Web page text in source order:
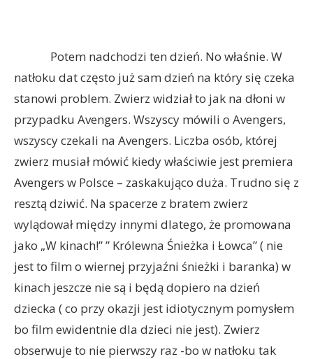
Potem nadchodzi ten dzień. No właśnie. W
natłoku dat często już sam dzień na który się czeka
stanowi problem. Zwierz widział to jak na dłoni w
przypadku Avengers. Wszyscy mówili o Avengers,
wszyscy czekali na Avengers. Liczba osób, której
zwierz musiał mówić kiedy właściwie jest premiera
Avengers w Polsce – zaskakująco duża. Trudno się z
resztą dziwić. Na spacerze z bratem zwierz
wylądował między innymi dlatego, że promowana
jako „W kinach!” ” Królewna Śnieżka i Łowca” ( nie
jest to film o wiernej przyjaźni śnieżki i baranka) w
kinach jeszcze nie są i będą dopiero na dzień
dziecka ( co przy okazji jest idiotycznym pomysłem
bo film ewidentnie dla dzieci nie jest). Zwierz
obserwuje to nie pierwszy raz -bo w natłoku tak